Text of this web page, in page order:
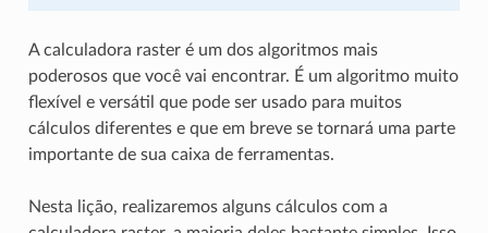
A calculadora raster é um dos algoritmos mais
poderosos que você vai encontrar. É um algoritmo muito
flexível e versátil que pode ser usado para muitos
cálculos diferentes e que em breve se tornará uma parte
importante de sua caixa de ferramentas.
Nesta lição, realizaremos alguns cálculos com a